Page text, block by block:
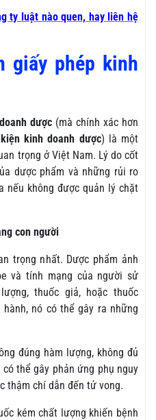
ty luật nào quen, hay liên hệ
giấy phép kinh
dược (mà chính xác hơn
kinh doanh dược) là một
trọng ở Việt Nam. Lý do cốt
dược phẩm và những rủi ro
nếu không được quản lý chặt
con người
trọng nhất. Dược phẩm ảnh
và tính mạng của người sử
thuốc giả, hoặc thuốc
nó có thể gây ra những
đúng hàm lượng, không đủ
thể gây phản ứng phụ nguy
thậm chí dẫn đến tử vong.
kém chất lượng khiến bệnh